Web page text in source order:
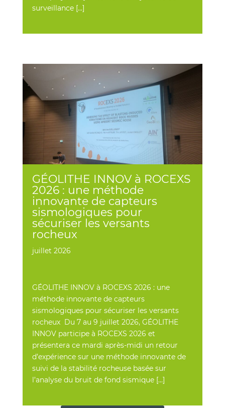
surveillance […]
GÉOLITHE INNOV à ROCEXS
2026 : une méthode
innovante de capteurs
sismologiques pour
sécuriser les versants
rocheux
juillet 2026
GÉOLITHE INNOV à ROCEXS 2026 : une
méthode innovante de capteurs
sismologiques pour sécuriser les versants
rocheux Du 7 au 9 juillet 2026, GÉOLITHE
INNOV participe à ROCEXS 2026 et
présentera ce mardi après-midi un retour
d’expérience sur une méthode innovante de
suivi de la stabilité rocheuse basée sur
l’analyse du bruit de fond sismique […]